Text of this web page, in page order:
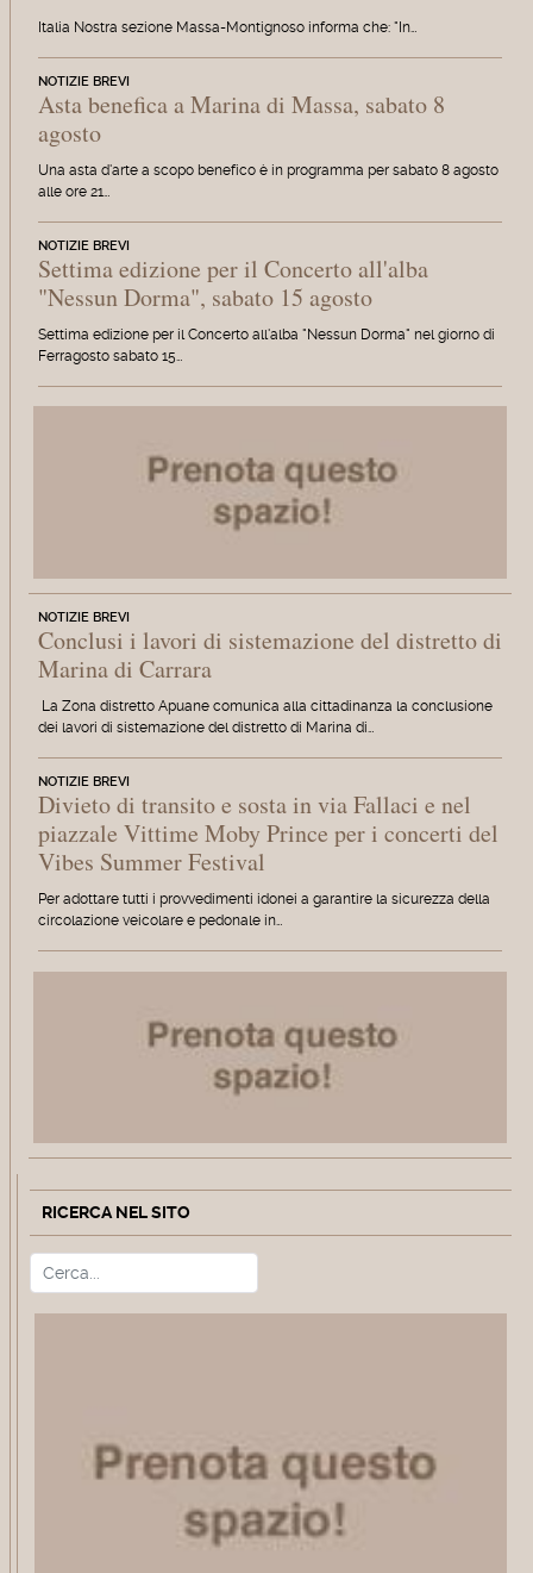
Italia Nostra sezione Massa-Montignoso informa che: "In…
NOTIZIE BREVI
Asta benefica a Marina di Massa, sabato 8
agosto
Una asta d'arte a scopo benefico è in programma per sabato 8 agosto
alle ore 21…
NOTIZIE BREVI
Settima edizione per il Concerto all'alba
"Nessun Dorma", sabato 15 agosto
Settima edizione per il Concerto all'alba "Nessun Dorma" nel giorno di
Ferragosto sabato 15…
NOTIZIE BREVI
Conclusi i lavori di sistemazione del distretto di
Marina di Carrara
La Zona distretto Apuane comunica alla cittadinanza la conclusione
dei lavori di sistemazione del distretto di Marina di…
NOTIZIE BREVI
Divieto di transito e sosta in via Fallaci e nel
piazzale Vittime Moby Prince per i concerti del
Vibes Summer Festival
Per adottare tutti i provvedimenti idonei a garantire la sicurezza della
circolazione veicolare e pedonale in…
RICERCA NEL SITO
Cerca Type 2 or more characters for